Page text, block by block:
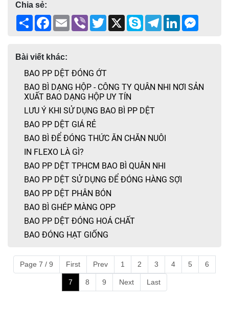
Chia sẻ:
ShareFacebook
EmailViber Twitter
X SkypeTelegramLinkedIn
Bài viết khác:
BAO PP DỆT ĐÓNG ỚT
BAO BÌ DẠNG HỘP - CÔNG TY QUÂN NHI NƠI SẢN
XUẤT BAO DẠNG HỘP UY TÍN
LƯU Ý KHI SỬ DỤNG BAO BÌ PP DỆT
BAO PP DỆT GIÁ RẺ
BAO BÌ ĐỂ ĐÓNG THỨC ĂN CHĂN NUÔI
IN FLEXO LÀ GÌ?
BAO PP DỆT TPHCM BAO BÌ QUÂN NHI
BAO PP DỆT SỬ DỤNG ĐỂ ĐÓNG HÀNG SỢI
BAO PP DỆT PHÂN BÓN
BAO BÌ GHÉP MÀNG OPP
BAO PP DỆT ĐÓNG HOÁ CHẤT
BAO ĐÓNG HẠT GIỐNG
Page 7 / 9 First Prev 1 2 3 4 5 6
7 8 9 Next Last